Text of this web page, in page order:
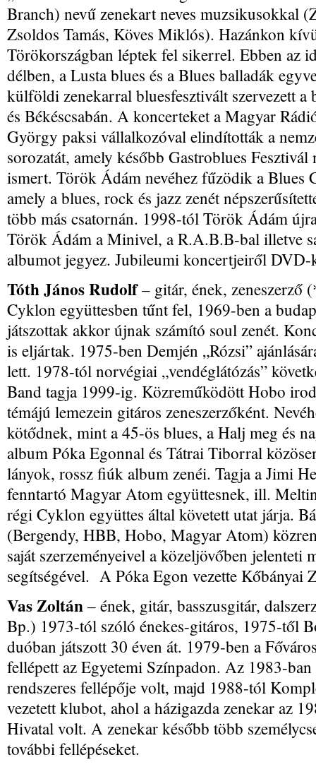
Branch) nevű zenekart neves muzsikusokkal
Zsoldos Tamás, Köves Miklós). Hazánkon
Törökországban léptek fel sikerrel. Ebben az
délben, a Lusta blues és a Blues balladák
külföldi zenekarral bluesfesztivált szervezett a
és Békéscsabán. A koncerteket a Magyar
György paksi vállalkozóval elindították a
sorozatát, amely később Gastroblues
ismert. Török Ádám nevéhez fűzödik a Blues
amely a blues, rock és jazz zenét
több más csatornán. 1998-tól Török Ádám
Török Ádám a Minivel, a R.A.B.B-bal illetve
albumot jegyez. Jubileumi koncertjeiről
Tóth János Rudolf– gitár, ének, zeneszerző
Cyklon együttesben tűnt fel, 1969-ben a
játszottak akkor újnak számító soul zenét.
is eljártak. 1975-ben Demjén „Rózsi”
lett. 1978-tól norvégiai „vendéglátózás”
Band tagja 1999-ig. Közreműködött Hobo
témájú lemezein gitáros zeneszerzőként.
kötődnek, mint a 45-ös blues, a Halj meg és
album Póka Egonnal és Tátrai Tiborral
lányok, rossz fiúk album zenéi. Tagja a Jimi
fenntartó Magyar Atom együttesnek, ill.
régi Cyklon együttes által követett utat járja.
(Bergendy, HBB, Hobo, Magyar Atom)
saját szerzeményeivel a közeljövőben
segítségével. A Póka Egon vezette Kőbányai
Vas Zoltán – ének, gitár, basszusgitár,
Bp.) 1973-tól szóló énekes-gitáros, 1975-től
duóban játszott 30 éven át. 1979-ben a
fellépett az Egyetemi Színpadon. Az 1983-
rendszeres fellépője volt, majd 1988-tól
vezetett klubot, ahol a házigazda zenekar az
Hivatal volt. A zenekar később több
további fellépéseket.